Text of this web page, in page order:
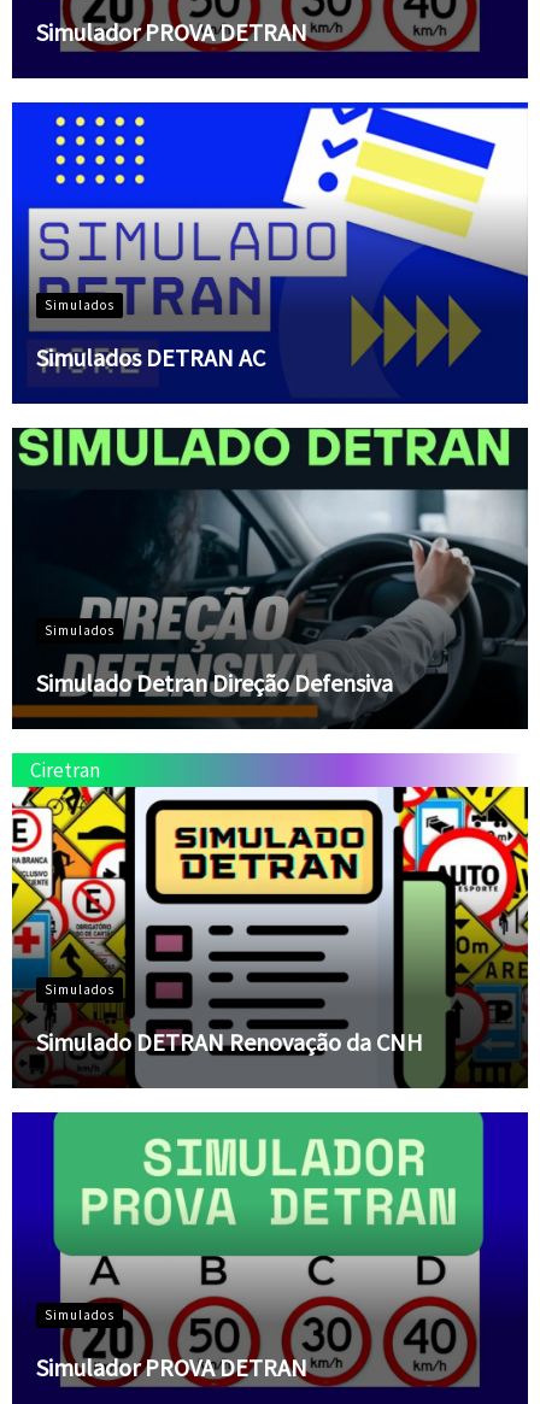
Simulador PROVA DETRAN
Simulados
Simulados DETRAN AC
Simulados
Simulado Detran Direção Defensiva
Ciretran
Simulados
Simulado DETRAN Renovação da CNH
Simulados
Simulador PROVA DETRAN